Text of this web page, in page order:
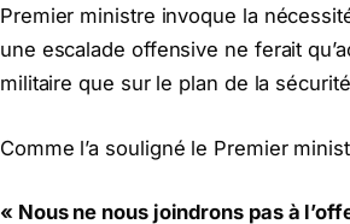
Premier ministre invoque la
une escalade offensive ne ferait
militaire que sur le plan de la
Comme l’a souligné le Premier
« Nous ne nous joindrons pas à